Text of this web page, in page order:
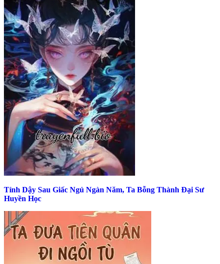
Tỉnh Dậy Sau Giấc Ngủ Ngàn Năm, Ta Bỗng Thành Đại Sư
Huyền Học